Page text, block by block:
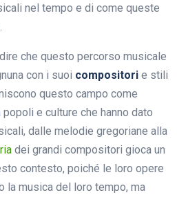
nel tempo e di come queste
che questo percorso musicale
con i suoi compositori e stili
questo campo come
popoli e culture che hanno dato
dalle melodie gregoriane alla
dei grandi compositori gioca un
contesto, poiché le loro opere
la musica del loro tempo, ma